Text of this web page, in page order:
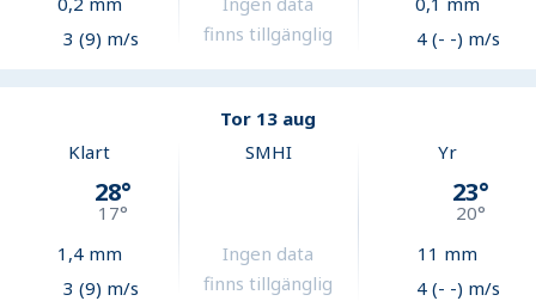
3 (9) m/s
finns tillgänglig
4 (- -) m/s
Tor 13 aug
Klart
28°
17°
1,4mm
3 (9) m/s
SMHI
Ingen data
finns tillgänglig
Yr
23°
20°
11 mm
4 (- -) m/s